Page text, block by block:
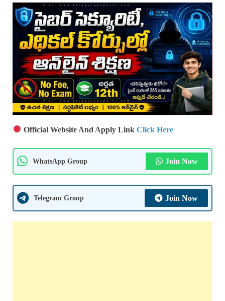
Official Website And Apply LinkClick Here
WhatsApp Group Join Now
Telegram Group Join Now